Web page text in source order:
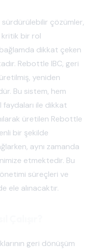
çözümler,
kritik bir rol
dikkat çeken
Rebottle IBC, geri
yeniden
Bu sistem, hem
ile dikkat
üretilen Rebottle
bir şekilde
aynı zamanda
etmektedir. Bu
süreçleri ve
ele alınacaktır.
geri dönüşüm